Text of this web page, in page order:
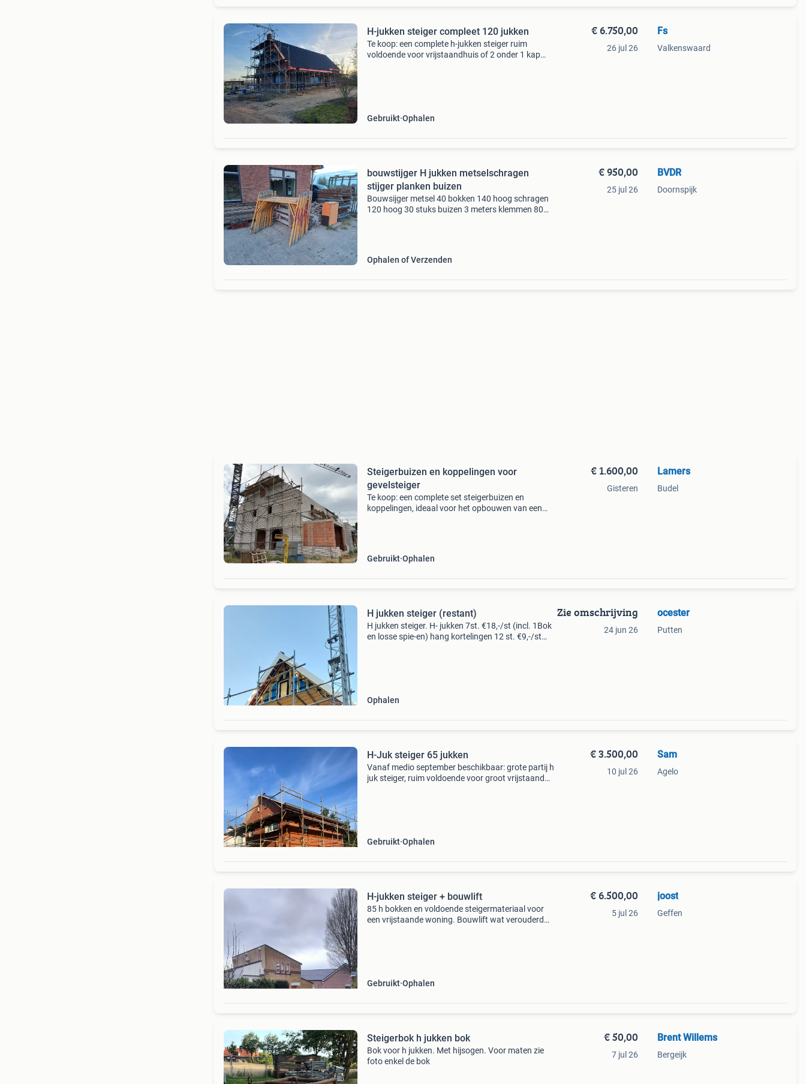
H-jukken steiger compleet 120 jukken
Te koop: een complete h-jukken steiger ruim
voldoende voor vrijstaandhuis of 2 onder 1 kap
Gebruikt Ophalen
€ 6.750,00
26 jul 26
Fs
Valkenswaard
bouwstijger H jukken metselschragen
stijger planken buizen
Bouwsijger metsel 40 bokken 140 hoog schragen
120 hoog 30 stuks buizen 3 meters klemmen 80
Ophalen of Verzenden
€ 950,00
25 jul 26
BVDR
Doornspijk
Steigerbuizen en koppelingen voor
gevelsteiger
Te koop: een complete set steigerbuizen en
koppelingen, ideaal voor het opbouwen van een
Gebruikt Ophalen
€ 1.600,00
Gisteren
Lamers
Budel
H jukken steiger (restant)
H jukken steiger. H- jukken 7st. €18,-/st (incl. 1Bok
en losse spie-en) hang kortelingen 12 st. €9,-/st
Ophalen
Zie omschrijving
24 jun 26
ocester
Putten
H-Juk steiger 65 jukken
Vanaf medio september beschikbaar: grote partij h
juk steiger, ruim voldoende voor groot vrijstaand
Gebruikt Ophalen
€ 3.500,00
10 jul 26
Sam
Agelo
H-jukken steiger + bouwlift
85 h bokken en voldoende steigermateriaal voor
een vrijstaande woning. Bouwlift wat verouderd
Gebruikt Ophalen
€ 6.500,00
5 jul 26
joost
Geffen
Steigerbok h jukken bok
Bok voor h jukken. Met hijsogen. Voor maten zie
foto enkel de bok
€ 50,00
7 jul 26
Brent Willems
Bergeijk